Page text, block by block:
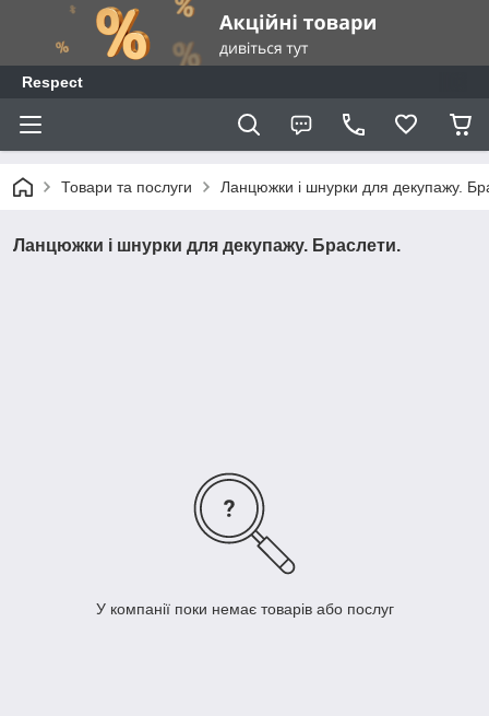
Respect
Товари та послуги Ланцюжки і шнурки для декупажу.
Ланцюжки і шнурки для декупажу. Браслети.
У компанії поки немає товарів або послуг